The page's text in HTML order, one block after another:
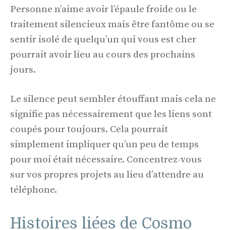
Personne n’aime avoir l’épaule froide ou le
traitement silencieux mais être fantôme ou se
sentir isolé de quelqu’un qui vous est cher
pourrait avoir lieu au cours des prochains
jours.
Le silence peut sembler étouffant mais cela ne
signifie pas nécessairement que les liens sont
coupés pour toujours. Cela pourrait
simplement impliquer qu’un peu de temps
pour moi était nécessaire. Concentrez-vous
sur vos propres projets au lieu d’attendre au
téléphone.
Histoires liées de Cosmo